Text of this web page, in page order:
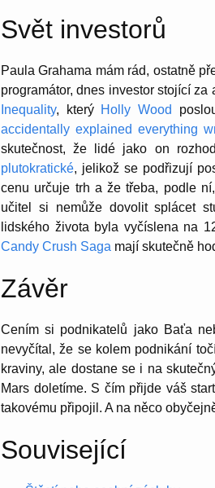
Svět investorů
Paula Grahama mám rád, ostatně
programátor, dnes investor stojící
Inequality, který Holly Wood
accidentally explained everything
skutečnost, že lidé jako on
plutokratické, jelikož se podřizují
cenu určuje trh a že třeba, podle
učitel si nemůže dovolit splácet
lidského života byla vyčíslena na
Candy Crush Saga mají skutečně
Závěr
Cením si podnikatelů jako Baťa
nevyčítal, že se kolem podnikání
kraviny, ale dostane se i na
Mars doletíme. S čím přijde váš
takovému připojil. A na něco
Související